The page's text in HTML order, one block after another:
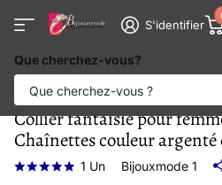
Que cherchez-vous?
S'identifier
Collier fantaisie pour
Chaînettes couleur argenté
1 Un Bijouxmode 1